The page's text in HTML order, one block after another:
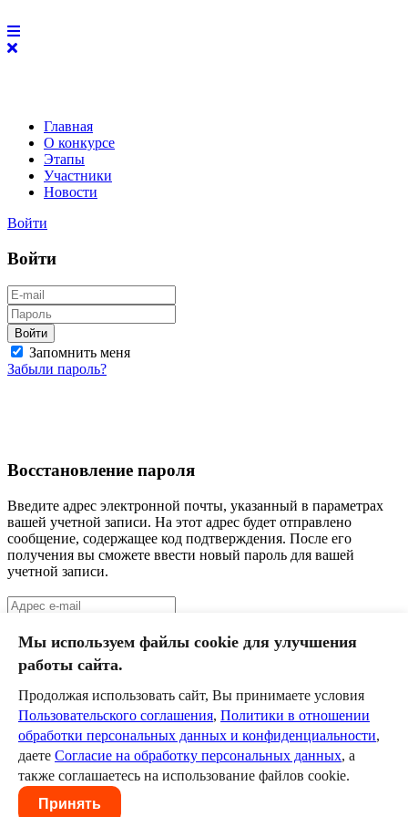
Главная
О конкурсе
Этапы
Участники
Новости
Войти
Войти
Войти
Запомнить меня
Забыли пароль?
Восстановление пароля
Введите адрес электронной почты, указанный в параметрах
вашей учетной записи. На этот адрес будет отправлено
сообщение, содержащее код подтверждения. После его
получения вы сможете ввести новый пароль для вашей
учетной записи.
Сортавала
II класс
Команда
Календарь
Новости
Служба технической поддержкиhelp@szd.online
Пользовательское соглашение
обработки персональных данных и конфиденциальности
Мы используем файлы cookie для улучшения
работы сайта.
Продолжая использовать сайт, Вы принимаете условия
Пользовательского соглашения, Политики в отношении
обработки персональных данных и конфиденциальности,
даете Согласие на обработку персональных данных, а
также соглашаетесь на использование файлов cookie.
Принять